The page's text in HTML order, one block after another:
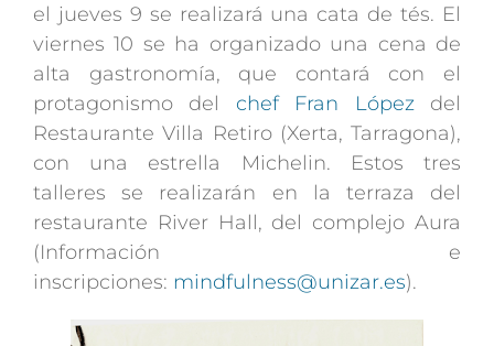
el jueves 9 se realizará una cata de tés. El
viernes 10 se ha organizado una cena de
alta gastronomía, que contará con el
protagonismo del chef Fran Lópezdel
Restaurante Villa Retiro (Xerta, Tarragona),
con una estrella Michelin. Estos tres
talleres se realizarán en la terraza del
restaurante River Hall, del complejo Aura
(Información e
inscripciones: mindfulness@unizar.es).